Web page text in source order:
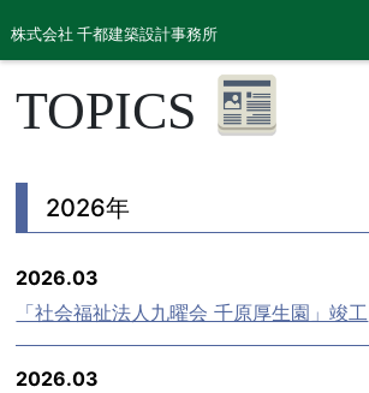
株式会社 千都建築設計事務所
TOPICS
2026年
2026.03
「社会福祉法人九曜会 千原厚生園」竣工
2026.03